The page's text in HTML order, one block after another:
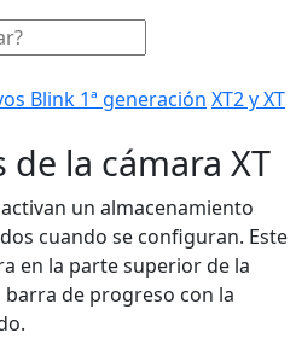
Blink 1ª generación XT2 y XT
de la cámara XT
activan un almacenamiento
cuando se configuran. Este
en la parte superior de la
de progreso con la